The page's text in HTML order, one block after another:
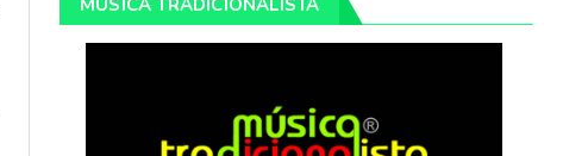
MÚSICA TRADICIONALISTA